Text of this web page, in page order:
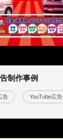
制作事例
告 YouTube広告